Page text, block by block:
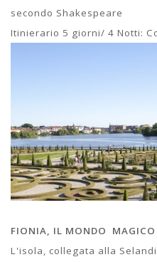
secondo Shakespeare
Itinierario 5 giorni/ 4 Notti:
FIONIA, IL MONDO MAGICO
L'isola, collegata alla